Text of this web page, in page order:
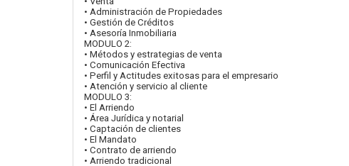
• Administración de Propiedades
• Gestión de Créditos
• Asesoría Inmobiliaria
MODULO 2:
• Métodos y estrategias de venta
• Comunicación Efectiva
• Perfil y Actitudes exitosas para el empresario
• Atención y servicio al cliente
MODULO 3:
• El Arriendo
• Área Jurídica y notarial
• Captación de clientes
• El Mandato
• Contrato de arriendo
• Arriendo tradicional